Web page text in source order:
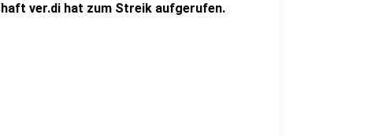
ver.di hat zum Streik aufgerufen.